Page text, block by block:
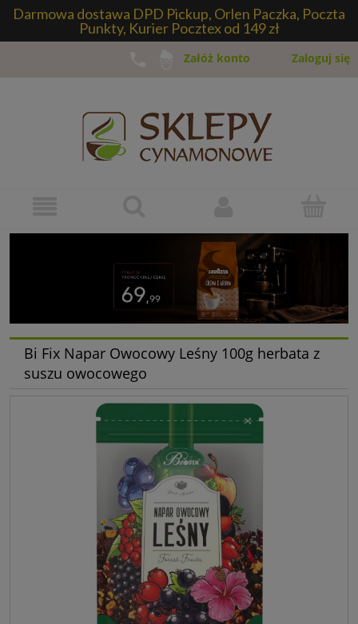
Darmowa dostawa DPD Pickup, Orlen Paczka, Poczta
Punkty, Kurier Pocztex od 149 zł
Załóż konto Zaloguj się
Bi Fix Napar Owocowy Leśny 100g herbata z
suszu owocowego